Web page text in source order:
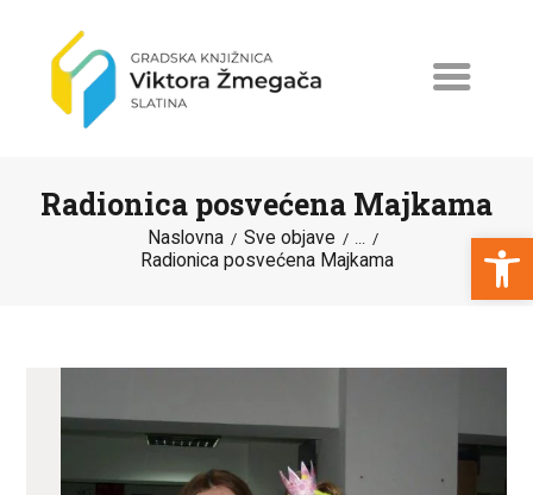
Open toolbar
Radionica posvećena Majkama
Naslovna Sve objave ...
Radionica posvećena Majkama
PROGRAMI I PROJEKTI
KATALOG